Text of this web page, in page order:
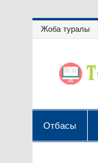
Жоба туралы
Отбасы